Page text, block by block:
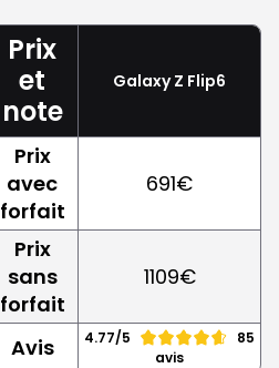
Prix
et
note
Galaxy Z Flip6
Prix
avec
forfait
691€
Prix
sans
forfait
1109€
Avis 4.77/5
85
avis